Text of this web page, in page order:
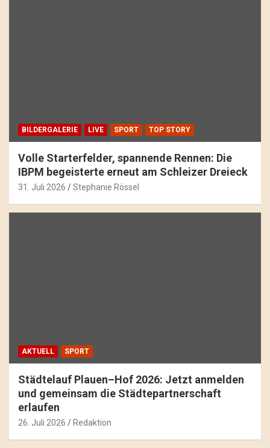
BILDERGALERIE LIVE SPORT TOP STORY
Volle Starterfelder, spannende Rennen: Die
IBPM begeisterte erneut am Schleizer Dreieck
31. Juli 2026 Stephanie Rössel
AKTUELL SPORT
Städtelauf Plauen–Hof 2026: Jetzt anmelden
und gemeinsam die Städtepartnerschaft
erlaufen
26. Juli 2026 Redaktion